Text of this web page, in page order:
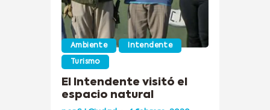
Ambiente Intendente
Turismo
El Intendente visitó el
espacio natural